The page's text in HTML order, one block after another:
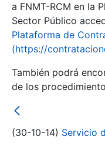
a FNMT-RCM en la
Sector Público
Plataforma de
(https://
También podrá
de los
(30-10-14) Servicio